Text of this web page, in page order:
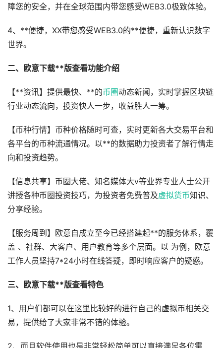
障您的安全，并在全球范围内带您感受WEB3.0极致体验。
4、**便捷，XX带您感受WEB3.0的**便捷，重新认识数字
世界。
二、欧意下载**版查看功能介绍
【**资讯】提供最快、**的币圈动态新闻，实时掌握区块链
行业动态流向，投资快人一步，收益胜人一筹。
【币种行情】币种价格随时可查，实时更新各大交易平台和
各平台的币种流通情况。以**的数据助力投资者了解行情走
向和投资趋势。
【信息共享】币圈大佬、知名媒体大v等业界专业人士公开
讲授各种币圈投资技巧，为投资者免费普及虚拟货币知识、
分享经验。
【服务周到】欧意自成立至今已经搭建起**的服务体系，覆
盖 、社群、大客户、用户教育等多个层面。以 为例，欧意
工作人员坚持7*24小时在线答疑，即时响应客户的疑惑。
三、欧意下载**版查看特色
1、用户们都可以在这里比较好的进行自己的虚拟币相关交
易，提供给了大家非常不错的体验。